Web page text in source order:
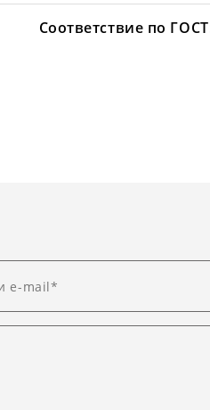
Соответствие по